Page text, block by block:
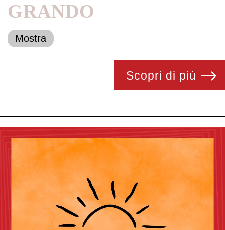
GRANDO
Mostra
Scopri di più